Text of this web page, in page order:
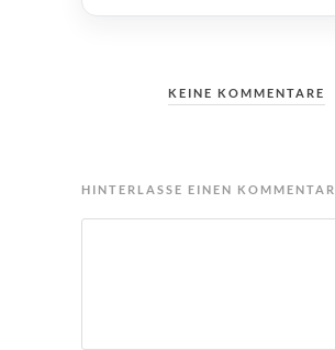
KEINE KOMMENTARE
HINTERLASSE EINEN KOMMENTAR